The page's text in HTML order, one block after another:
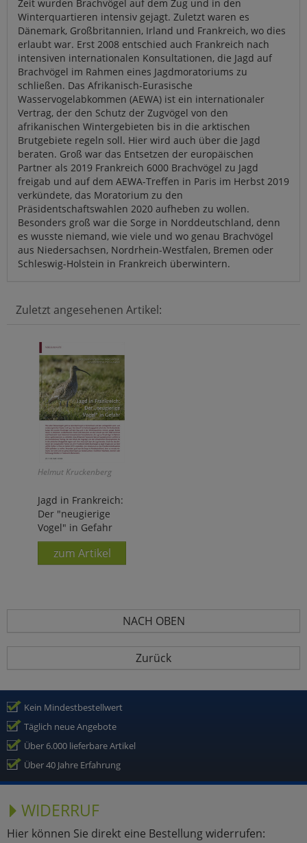
Zeit wurden Brachvögel auf dem Zug und in den
Winterquartieren intensiv gejagt. Zuletzt waren es
Dänemark, Großbritannien, Irland und Frankreich, wo dies
erlaubt war. Erst 2008 entschied auch Frankreich nach
intensiven internationalen Konsultationen, die Jagd auf
Brachvögel im Rahmen eines Jagdmoratoriums zu
schließen. Das Afrikanisch-Eurasische
Wasservogelabkommen (AEWA) ist ein internationaler
Vertrag, der den Schutz der Zugvögel von den
afrikanischen Wintergebieten bis in die arktischen
Brutgebiete regeln soll. Hier wird auch über die Jagd
beraten. Groß war das Entsetzen der europäischen
Partner als 2019 Frankreich 6000 Brachvögel zu Jagd
freigab und auf dem AEWA-Treffen in Paris im Herbst 2019
verkündete, das Moratorium zu den
Präsidentschaftswahlen 2020 aufheben zu wollen.
Besonders groß war die Sorge in Norddeutschland, denn
es wusste niemand, wie viele und wo genau Brachvögel
aus Niedersachsen, Nordrhein-Westfalen, Bremen oder
Schleswig-Holstein in Frankreich überwintern.
Zuletzt angesehenen Artikel:
Helmut Kruckenberg
Jagd in Frankreich:
Der "neugierige
Vogel" in Gefahr
zum Artikel
NACH OBEN
Zurück
Kein Mindestbestellwert
Täglich neue Angebote
Über 6.000 lieferbare Artikel
Über 40 Jahre Erfahrung
WIDERRUF
Hier können Sie direkt eine Bestellung widerrufen: